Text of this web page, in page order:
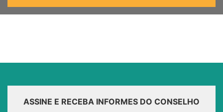
ASSINE E RECEBA INFORMES DO CONSELHO